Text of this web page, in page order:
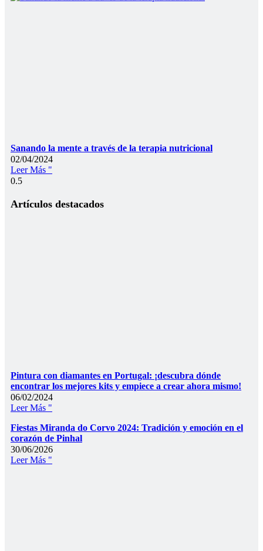
Sanando la mente a través de la terapia nutricional
02/04/2024
Leer Más "
Artículos destacados
Pintura con diamantes en Portugal: ¡descubra dónde
encontrar los mejores kits y empiece a crear ahora mismo!
06/02/2024
Leer Más "
Fiestas Miranda do Corvo 2024: Tradición y emoción en el
corazón de Pinhal
30/06/2026
Leer Más "